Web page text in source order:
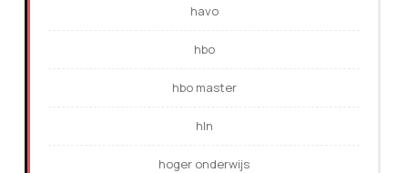
havo
hbo
hbo master
hln
hoger onderwijs